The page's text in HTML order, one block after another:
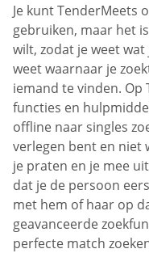
Je kunt TenderMeets
gebruiken, maar het
wilt, zodat je weet
weet waarnaar je
iemand te vinden. Op
functies en
offline naar singles
verlegen bent en niet
je praten en je mee
dat je de persoon
met hem of haar op
geavanceerde
perfecte match